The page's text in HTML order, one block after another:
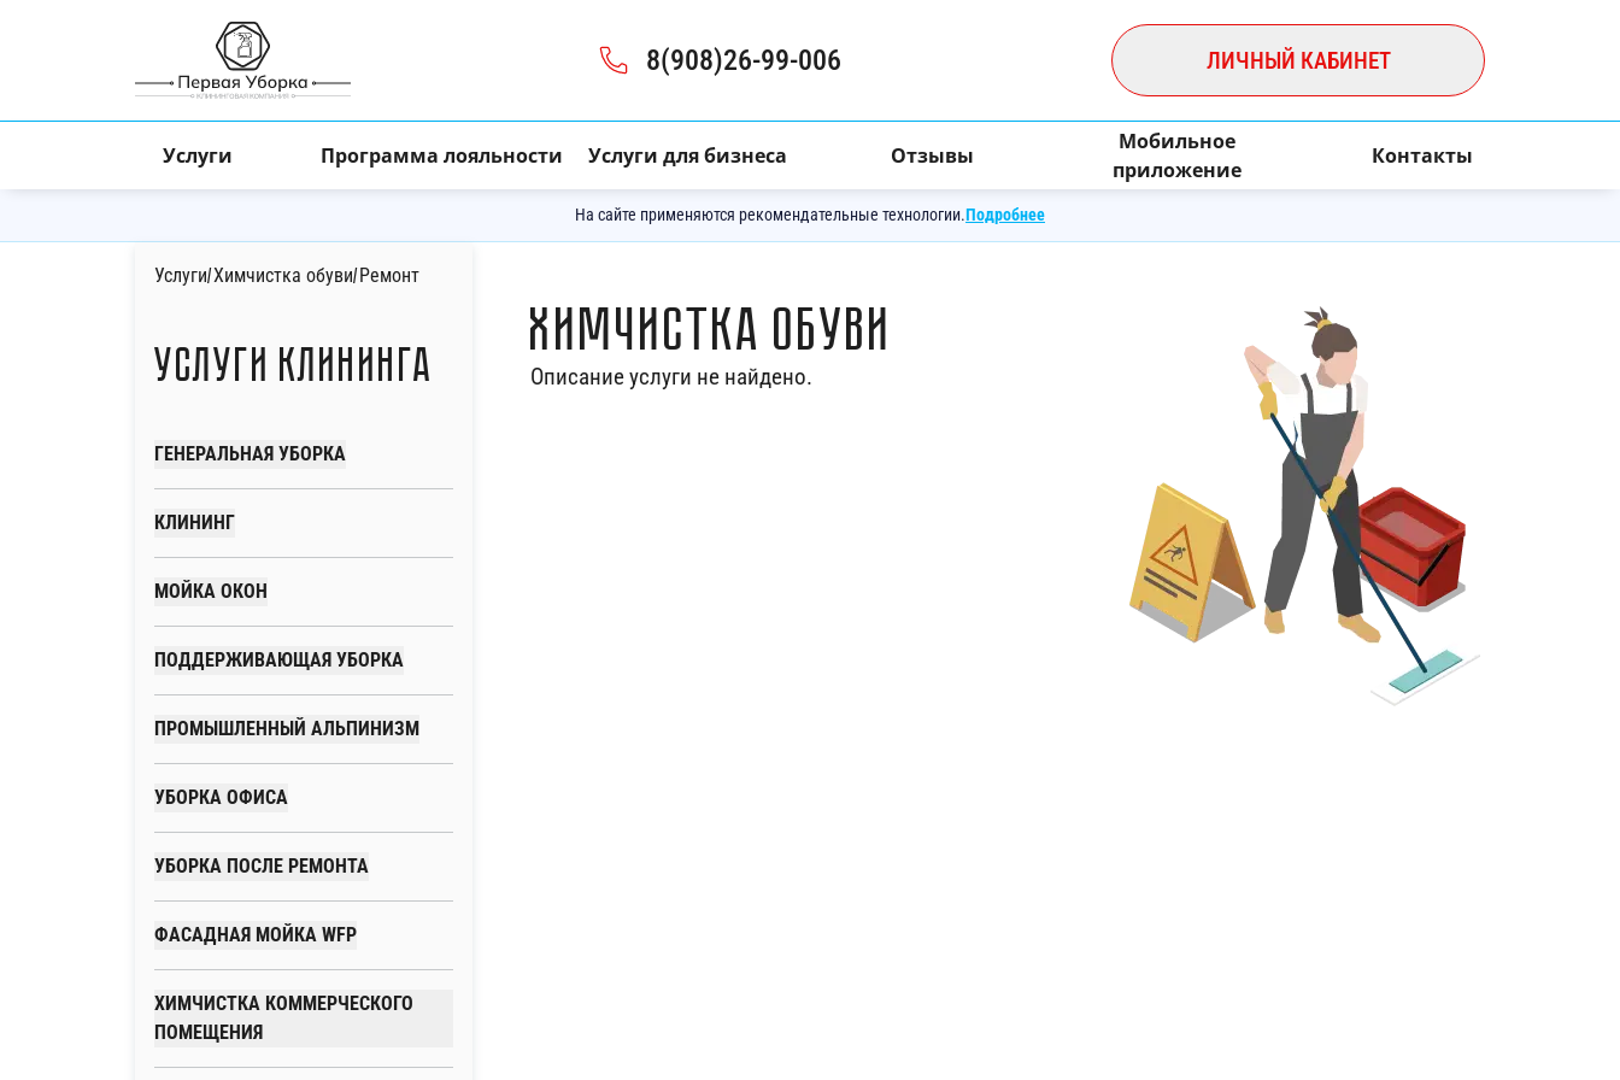
8(908)26-99-006 ЛИЧНЫЙ КАБИНЕТ
Услуги Программа лояльности Услуги для бизнеса Отзывы
Мобильное
приложение
Контакты
На сайте применяются рекомендательные технологии.Подробнее
Услуги/Химчистка обуви/Ремонт
Услуги клининга
ГЕНЕРАЛЬНАЯ УБОРКА
КЛИНИНГ
МОЙКА ОКОН
ПОДДЕРЖИВАЮЩАЯ УБОРКА
ПРОМЫШЛЕННЫЙ АЛЬПИНИЗМ
УБОРКА ОФИСА
УБОРКА ПОСЛЕ РЕМОНТА
ФАСАДНАЯ МОЙКА WFP
ХИМЧИСТКА КОММЕРЧЕСКОГО
ПОМЕЩЕНИЯ
Химчистка обуви
Описание услуги не найдено.